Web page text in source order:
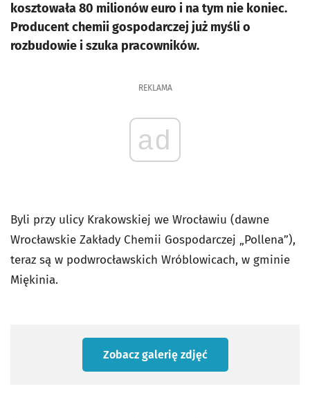
kosztowała 80 milionów euro i na tym nie koniec.
Producent chemii gospodarczej już myśli o
rozbudowie i szuka pracowników.
REKLAMA
ad
Byli przy ulicy Krakowskiej we Wrocławiu (dawne
Wrocławskie Zakłady Chemii Gospodarczej „Pollena”),
teraz są w podwrocławskich Wróblowicach, w gminie
Miękinia.
Zobacz galerię zdjęć